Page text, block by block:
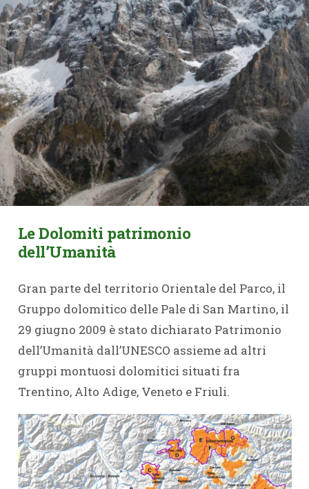
Le Dolomiti patrimonio
dell’Umanità
Gran parte del territorio Orientale del Parco, il
Gruppo dolomitico delle Pale di San Martino, il
29 giugno 2009 è stato dichiarato Patrimonio
dell’Umanità dall’UNESCO assieme ad altri
gruppi montuosi dolomitici situati fra
Trentino, Alto Adige, Veneto e Friuli.